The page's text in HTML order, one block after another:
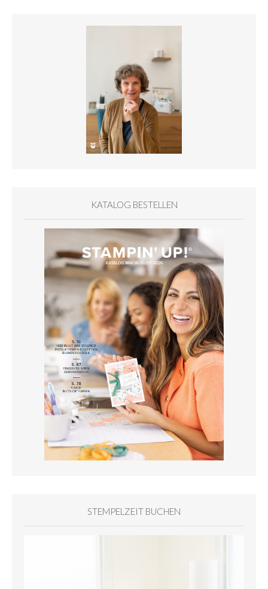
KATALOG BESTELLEN
STEMPELZEIT BUCHEN